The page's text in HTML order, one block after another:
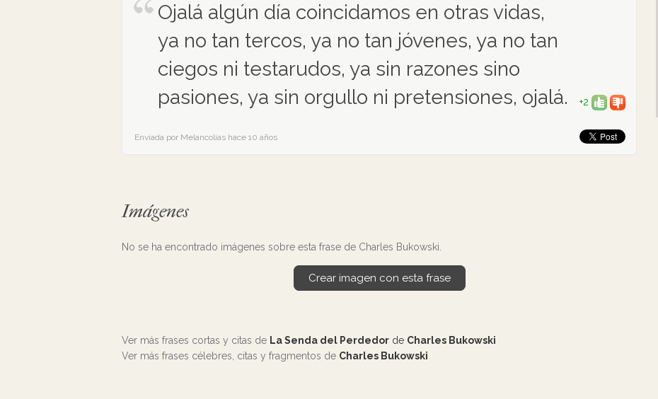
Ojalá algún día coincidamos en otras vidas,
ya no tan tercos, ya no tan jóvenes, ya no tan
ciegos ni testarudos, ya sin razones sino
pasiones, ya sin orgullo ni pretensiones, ojalá.
+2
Enviada por Melancolias hace 10 años
Imágenes
No se ha encontrado imágenes sobre esta frase de Charles Bukowski.
Crear imagen con esta frase
Ver más frases cortas y citas de La Senda del Perdedor de Charles Bukowski
Ver más frases célebres, citas y fragmentos de Charles Bukowski